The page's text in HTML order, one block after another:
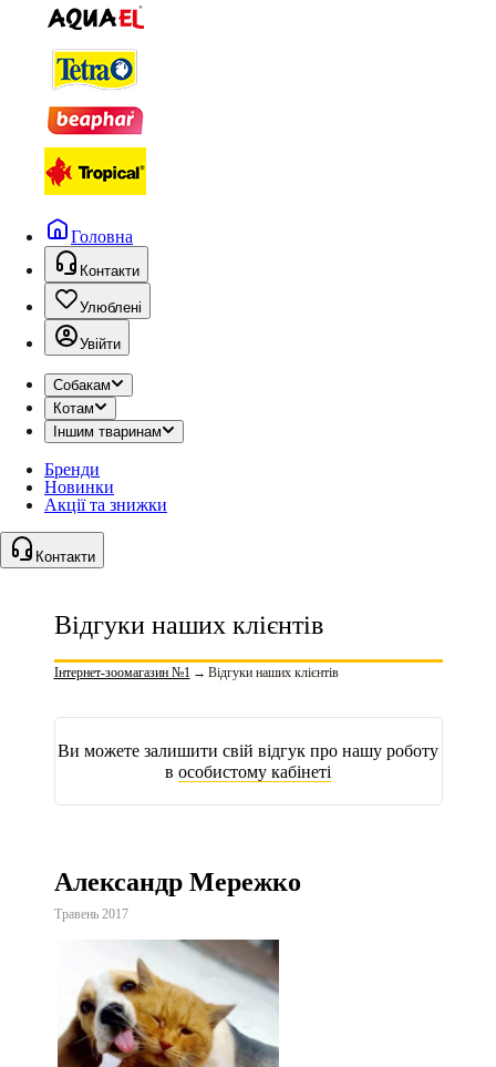
Головна
Контакти
Улюблені
Увійти
Собакам
Котам
Іншим тваринам
Бренди
Новинки
Акції та знижки
Контакти
Відгуки наших клієнтів
Інтернет-зоомагазин №1 → Відгуки наших клієнтів
Ви можете залишити свій відгук про нашу роботу
в особистому кабінеті
Александр Мережко
Травень 2017